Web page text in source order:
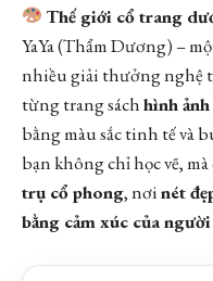
Thế giới cổ trang
YaYa (Thẩm Dương) –
nhiều giải thưởng nghệ
từng trang sáchhình
bằng màu sắc tinh tế và
bạn không chỉ học vẽ,
trụ cổ phong, nơinét
bằng cảm xúc của